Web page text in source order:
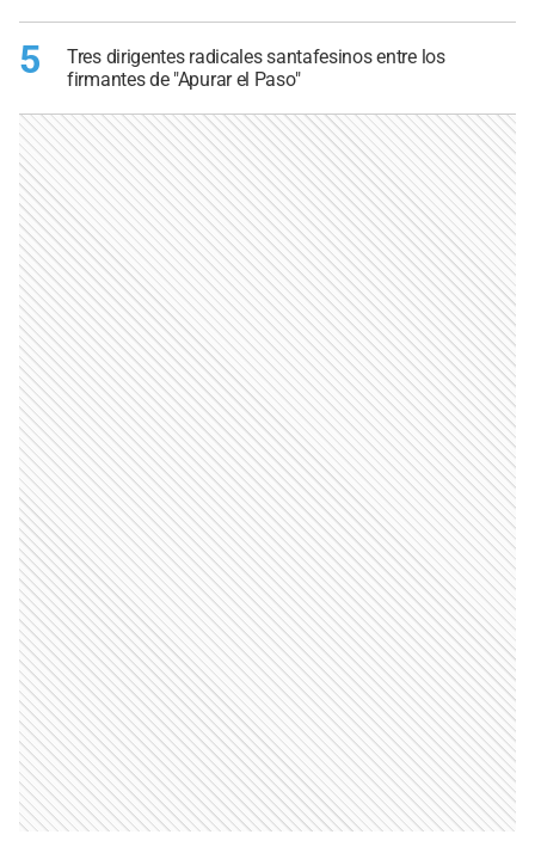
5
Tres dirigentes radicales santafesinos entre los
firmantes de "Apurar el Paso"